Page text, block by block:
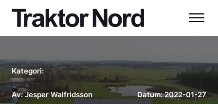
Kategori:
Av:Jesper Walfridsson Datum:2022-01-27